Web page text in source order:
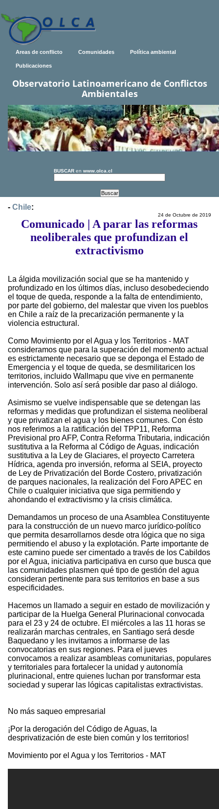
Areas de conflicto Comunidades Política ambiental
Publicaciones
Observatorio Latinoamericano de Conflictos
Ambientales
BUSCAR en www.olca.cl
- Chile:
24 de Octubre de 2019
Comunicado | A parar las reformas
neoliberales que profundizan el
extractivismo
La álgida movilización social que se ha mantenido y
profundizado en los últimos días, incluso desobedeciendo
el toque de queda, responde a la falta de entendimiento,
por parte del gobierno, del malestar que viven los pueblos
en Chile a raíz de la precarización permanente y la
violencia estructural.
Como Movimiento por el Agua y los Territorios - MAT
consideramos que para la superación del momento actual
es estrictamente necesario que se deponga el Estado de
Emergencia y el toque de queda, se desmilitaricen los
territorios, incluido Wallmapu que vive en permanente
intervención. Solo así será posible dar paso al diálogo.
Asimismo se vuelve indispensable que se detengan las
reformas y medidas que profundizan el sistema neoliberal
y que privatizan el agua y los bienes comunes. Con ésto
nos referimos a la ratificación del TPP11, Reforma
Previsional pro AFP, Contra Reforma Tributaria, indicación
sustitutiva a la Reforma al Código de Aguas, indicación
sustitutiva a la Ley de Glaciares, el proyecto Carretera
Hídrica, agenda pro inversión, reforma al SEIA, proyecto
de Ley de Privatización del Borde Costero, privatización
de parques nacionales, la realización del Foro APEC en
Chile o cualquier iniciativa que siga permitiendo y
ahondando el extractivismo y la crisis climática.
Demandamos un proceso de una Asamblea Constituyente
para la construcción de un nuevo marco jurídico-político
que permita desarrollarnos desde otra lógica que no siga
permitiendo el abuso y la explotación. Parte importante de
este camino puede ser cimentado a través de los Cabildos
por el Agua, iniciativa participativa en curso que busca que
las comunidades plasmen qué tipo de gestión del agua
consideran pertinente para sus territorios en base a sus
especificidades.
Hacemos un llamado a seguir en estado de movilización y
participar de la Huelga General Plurinacional convocada
para el 23 y 24 de octubre. El miércoles a las 11 horas se
realizarán marchas centrales, en Santiago será desde
Baquedano y les invitamos a informarse de las
convocatorias en sus regiones. Para el jueves
convocamos a realizar asambleas comunitarias, populares
y territoriales para fortalecer la unidad y autonomía
plurinacional, entre quienes luchan por transformar esta
sociedad y superar las lógicas capitalistas extractivistas.
No más saqueo empresarial
¡Por la derogación del Código de Aguas, la
desprivatización de este bien común y los territorios!
Movimiento por el Agua y los Territorios - MAT